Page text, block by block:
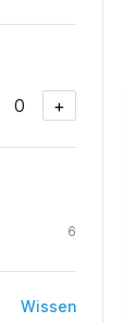
0 +
6
Wissen